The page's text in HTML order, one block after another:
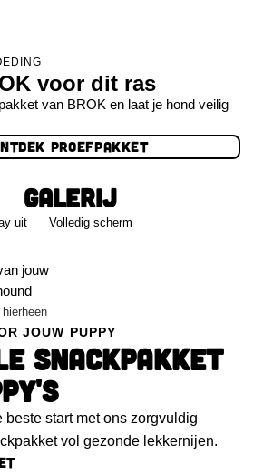
voor dit ras
van BROK en laat je hond veilig
PROEFPAKKET
GALERIJ
uit Volledig scherm
jouw
JOUW PUPPY
SNACKPAKKET
beste start met ons zorgvuldig
vol gezonde lekkernijen.